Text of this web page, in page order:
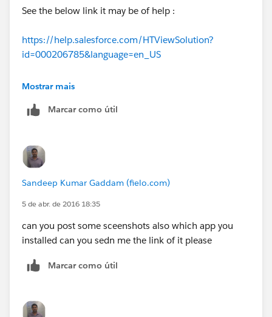
See the below link it may be of help :
https://help.salesforce.com/HTViewSolution?
id=000206785&language=en_US
Thanks
Mostrar mais
Marcar como útil
Sandeep Kumar Gaddam (fielo.com)
5 de abr. de 2016 18:35
can you post some sceenshots also which app you
installed can you sedn me the link of it please
Marcar como útil